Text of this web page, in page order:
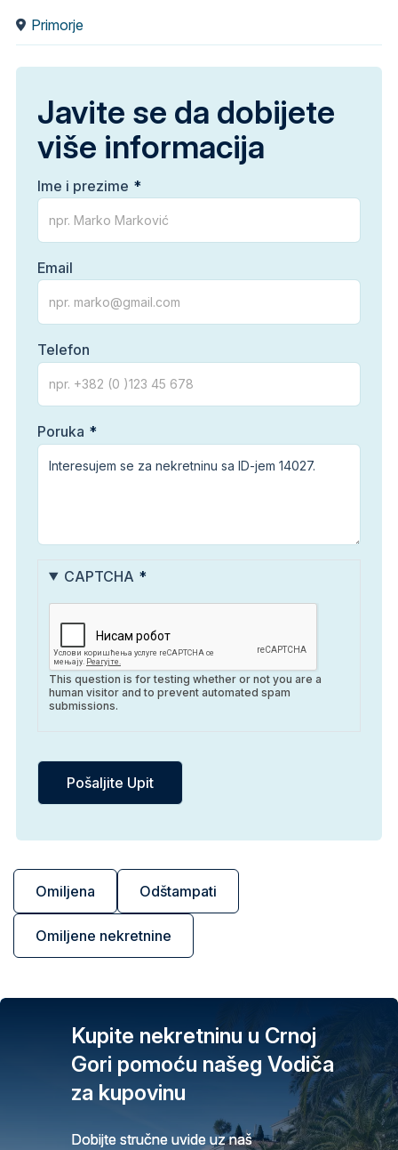
Omiljena Odštampati
Omiljene nekretnine
Primorje
Javite se da dobijete
više informacija
Ime i prezime
Email
Telefon
Poruka
CAPTCHA
This question is for testing whether or not you are a
human visitor and to prevent automated spam
submissions.
Kupite nekretninu u Crnoj
Gori pomoću našeg Vodiča
za kupovinu
Dobijte stručne uvide uz naš